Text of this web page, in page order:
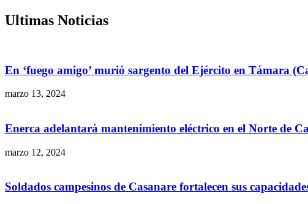
Ultimas Noticias
En ‘fuego amigo’ murió sargento del Ejército en Támara
marzo 13, 2024
Enerca adelantará mantenimiento eléctrico en el Norte de
marzo 12, 2024
Soldados campesinos de Casanare fortalecen sus